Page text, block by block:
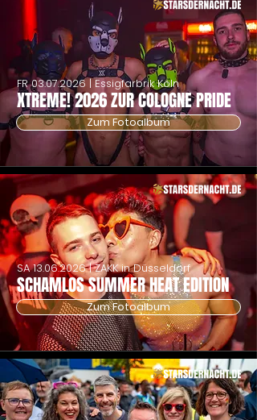
XTREME! 2026 ZUR COLOGNE PRIDE
FR03.07.2026| Essigfarbrik Köln
Zum Fotoalbum
SCHAMLOS SUMMER HEAT EDITION
SA13.06.2026| ZAKK in Düsseldorf
Zum Fotoalbum